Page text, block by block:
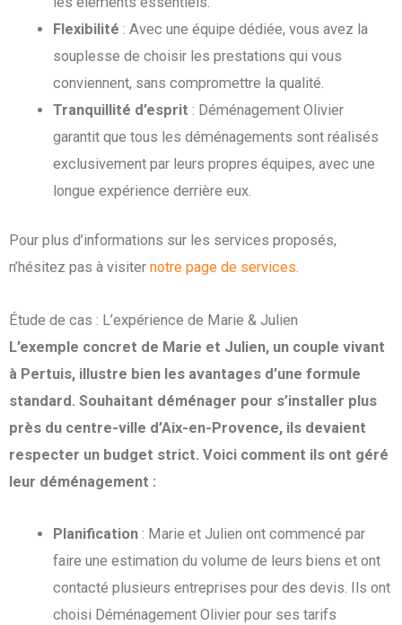
Flexibilité : Avec une équipe dédiée, vous avez la
souplesse de choisir les prestations qui vous
conviennent, sans compromettre la qualité.
Tranquillité d’esprit : Déménagement Olivier
garantit que tous les déménagements sont réalisés
exclusivement par leurs propres équipes, avec une
longue expérience derrière eux.
Pour plus d’informations sur les services proposés,
n’hésitez pas à visiter notre page de services.
Étude de cas : L’expérience de Marie & Julien
L’exemple concret de Marie et Julien, un couple vivant
à Pertuis, illustre bien les avantages d’une formule
standard. Souhaitant déménager pour s’installer plus
près du centre-ville d’Aix-en-Provence, ils devaient
respecter un budget strict. Voici comment ils ont géré
leur déménagement :
Planification : Marie et Julien ont commencé par
faire une estimation du volume de leurs biens et ont
contacté plusieurs entreprises pour des devis. Ils ont
choisi Déménagement Olivier pour ses tarifs